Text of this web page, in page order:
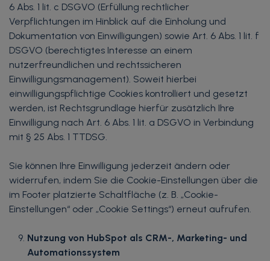
6 Abs. 1 lit. c DSGVO (Erfüllung rechtlicher
Verpflichtungen im Hinblick auf die Einholung und
Dokumentation von Einwilligungen) sowie Art. 6 Abs. 1 lit. f
DSGVO (berechtigtes Interesse an einem
nutzerfreundlichen und rechtssicheren
Einwilligungsmanagement). Soweit hierbei
einwilligungspflichtige Cookies kontrolliert und gesetzt
werden, ist Rechtsgrundlage hierfür zusätzlich Ihre
Einwilligung nach Art. 6 Abs. 1 lit. a DSGVO in Verbindung
mit § 25 Abs. 1 TTDSG.
Sie können Ihre Einwilligung jederzeit ändern oder
widerrufen, indem Sie die Cookie-Einstellungen über die
im Footer platzierte Schaltfläche (z. B. „Cookie-
Einstellungen“ oder „Cookie Settings“) erneut aufrufen.
Nutzung von HubSpot als CRM-, Marketing- und
Automationssystem